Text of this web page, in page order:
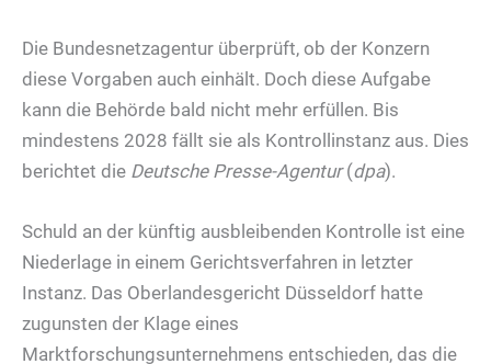
Die Bundesnetzagentur überprüft, ob der Konzern
diese Vorgaben auch einhält. Doch diese Aufgabe
kann die Behörde bald nicht mehr erfüllen. Bis
mindestens 2028 fällt sie als Kontrollinstanz aus. Dies
berichtet die Deutsche Presse-Agentur(dpa).
Schuld an der künftig ausbleibenden Kontrolle ist eine
Niederlage in einem Gerichtsverfahren in letzter
Instanz. Das Oberlandesgericht Düsseldorf hatte
zugunsten der Klage eines
Marktforschungsunternehmens entschieden, das die